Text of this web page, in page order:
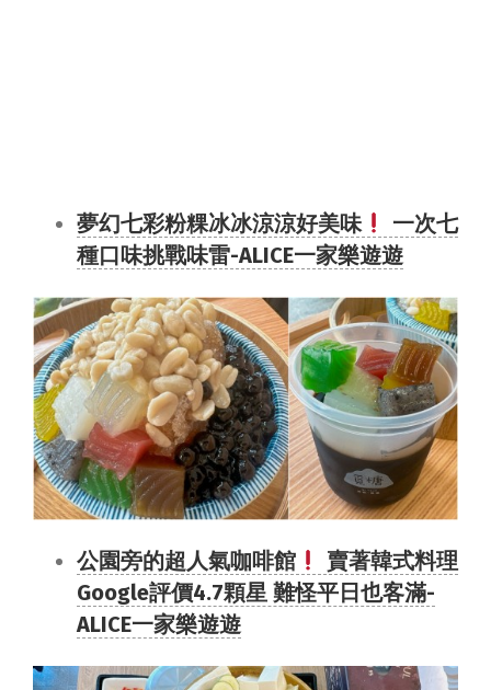
夢幻七彩粉粿冰冰涼涼好美味
一次七
種口味挑戰味雷-ALICE一家樂遊遊
公園旁的超人氣咖啡館
賣著韓式料理
Google評價4.7顆星 難怪平日也客滿-
ALICE一家樂遊遊